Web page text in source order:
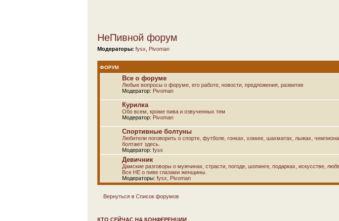
НеПивной форум
Модераторы: fysx Pivoman
ФОРУМ
Все о форуме
Любые вопросы о форуме, его работе, новости, предложения, развитие
Модератор: Pivoman
Курилка
Обо всем, кроме пива и озвученных тем
Модератор: Pivoman
Спортивные болтуны
Любители поговорить о спорте, футболе, гонках, хоккее, шахматах, лыжах,
болтают здесь.
Модератор: fysx
Девичник
Дамские разговоры о мужчинах, страсти, погоде, шопинге, подарках, искусстве,
Все НЕ о пиве глазами женщины.
Модераторы: fysx Pivoman
Вернуться в Список форумов
КТО СЕЙЧАС НА КОНФЕРЕНЦИИ